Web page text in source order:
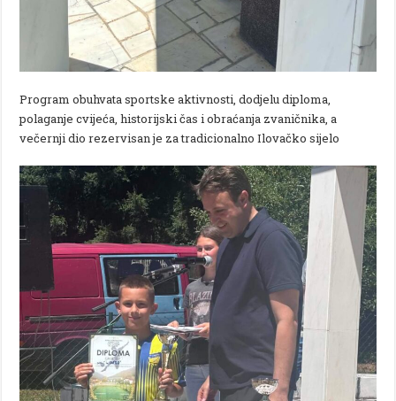
Program obuhvata sportske aktivnosti, dodjelu diploma,
polaganje cvijeća, historijski čas i obraćanja zvaničnika, a
večernji dio rezervisan je za tradicionalno Ilovačko sijelo